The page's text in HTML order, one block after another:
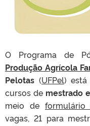
O Programa de
Produção Agrícola
Pelotas (UFPel) está
cursos de mestrado
meio de formulário
vagas, 21 para